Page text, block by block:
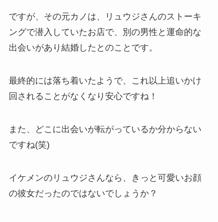
ですが、その元カノは、リュウジさんのストーキ
ングで潜入していたお店で、別の男性と運命的な
出会いがあり結婚したとのことです。
最終的には落ち着いたようで、これ以上追いかけ
回されることがなくなり安心ですね！
また、どこに出会いが転がっているか分からない
ですね(笑)
イケメンのリュウジさんなら、きっと可愛いお顔
の彼女だったのではないでしょうか？